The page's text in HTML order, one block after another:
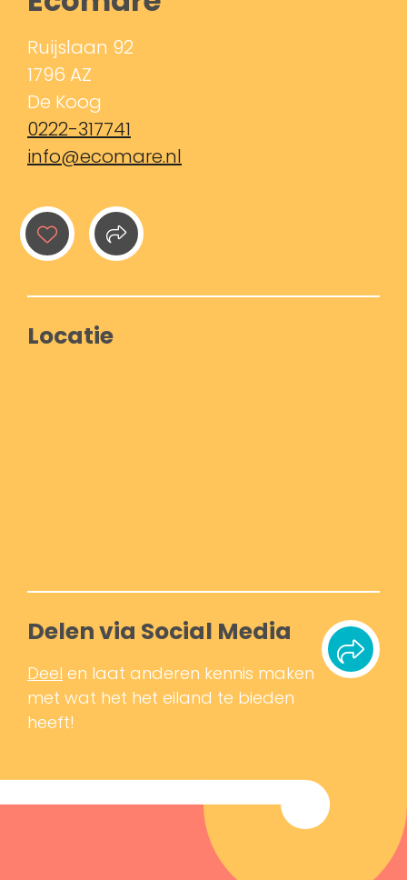
Ruijslaan 92
1796 AZ
De Koog
0222-317741
info@ecomare.nl
Locatie
Delen via Social Media
Deel en laat anderen kennis maken
met wat het het eiland te bieden
heeft!